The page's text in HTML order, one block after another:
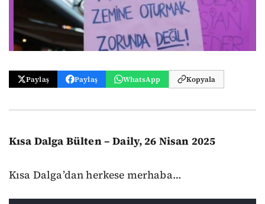
Paylaş Paylaş WhatsApp Kopyala
Kısa Dalga Bülten – Daily, 26 Nisan 2025
Kısa Dalga’dan herkese merhaba…